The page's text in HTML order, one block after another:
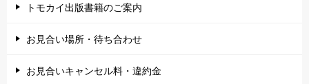
トモカイ出版書籍のご案内
お見合い場所・待ち合わせ
お見合いキャンセル料・違約金